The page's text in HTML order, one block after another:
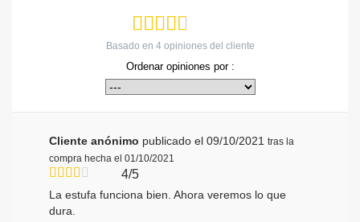
Basado en 4opiniones del cliente
Ordenar opiniones por :
Cliente anónimo publicado el 09/10/2021 tras la
compra hecha el 01/10/2021
4/5
La estufa funciona bien. Ahora veremos lo que
dura.